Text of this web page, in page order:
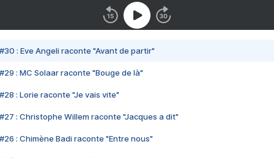
#30 : Eve Angeli raconte "Avant de partir"
#29 : MC Solaar raconte "Bouge de là"
#28 : Lorie raconte "Je vais vite"
#27 : Christophe Willem raconte "Jacques a dit"
#26 : Chimène Badi raconte "Entre nous"